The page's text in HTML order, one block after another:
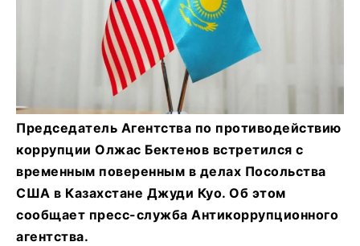
Председатель Агентства по противодействию
коррупции Олжас Бектенов встретился с
временным поверенным в делах Посольства
США в Казахстане Джуди Куо. Об этом
сообщает пресс-служба Антикоррупционного
агентства.